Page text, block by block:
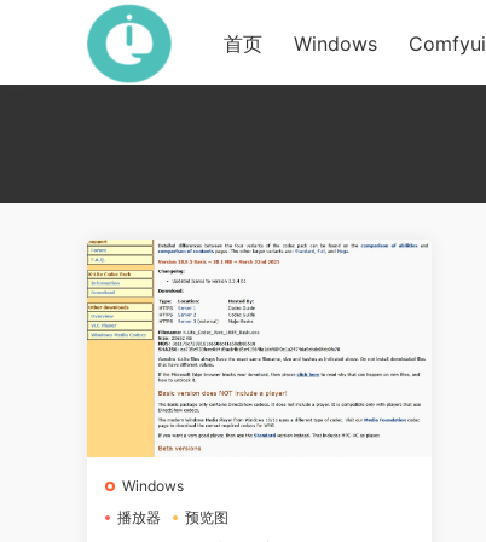
首页 Windows Comfyui
Windows
播放器
预览图